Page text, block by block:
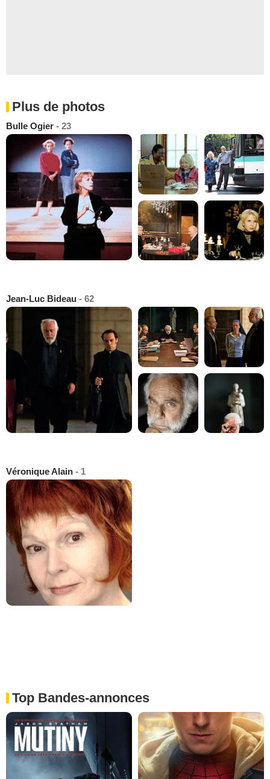
Plus de photos
Bulle Ogier - 23
Jean-Luc Bideau - 62
Véronique Alain - 1
Top Bandes-annonces